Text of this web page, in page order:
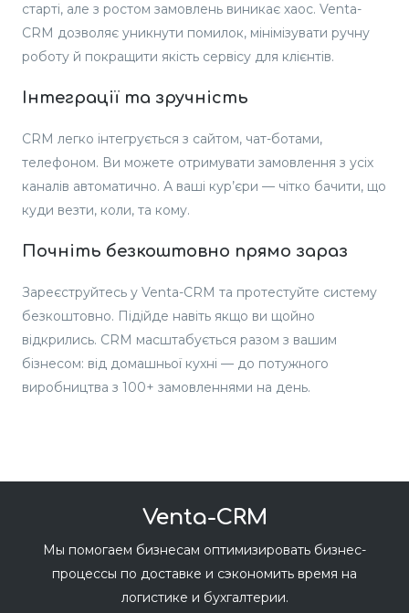
старті, але з ростом замовлень виникає хаос. Venta-
CRM дозволяє уникнути помилок, мінімізувати ручну
роботу й покращити якість сервісу для клієнтів.
Інтеграції та зручність
CRM легко інтегрується з сайтом, чат-ботами,
телефоном. Ви можете отримувати замовлення з усіх
каналів автоматично. А ваші кур’єри — чітко бачити, що
куди везти, коли, та кому.
Почніть безкоштовно прямо зараз
Зареєструйтесь у Venta-CRM та протестуйте систему
безкоштовно. Підійде навіть якщо ви щойно
відкрились. CRM масштабується разом з вашим
бізнесом: від домашньої кухні — до потужного
виробництва з 100+ замовленнями на день.
Venta-CRM
Мы помогаем бизнесам оптимизировать бизнес-
процессы по доставке и сэкономить время на
логистике и бухгалтерии.